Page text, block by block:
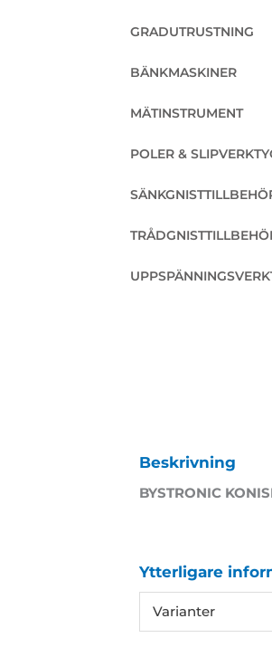
GRADUTRUSTNING
BÄNKMASKINER
MÄTINSTRUMENT
POLER &
Beskrivning
BYSTRONIC
Ytterligare
Varianter